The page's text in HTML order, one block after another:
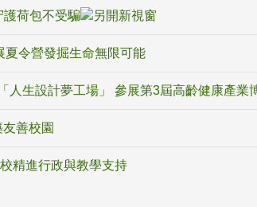
護荷包不受騙
夏令營發掘生命無限可能
人生設計夢工場」 參展第3屆高齡健康產業
善校園
精進行政與教學支持